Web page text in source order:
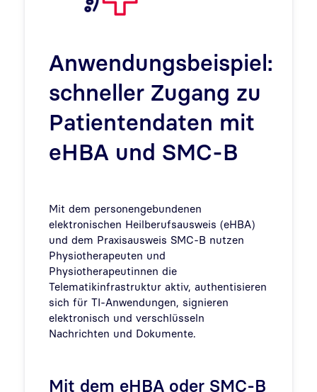
Anwendungsbeispiel:
schneller Zugang zu
Patientendaten mit
eHBA und SMC-B
Mit dem personengebundenen
elektronischen Heilberufsausweis (eHBA)
und dem Praxisausweis SMC-B nutzen
Physiotherapeuten und
Physiotherapeutinnen die
Telematikinfrastruktur aktiv, authentisieren
sich für TI-Anwendungen, signieren
elektronisch und verschlüsseln
Nachrichten und Dokumente.
Mit dem eHBA oder SMC-B